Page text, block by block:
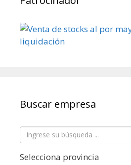
Buscar empresa
Selecciona provincia